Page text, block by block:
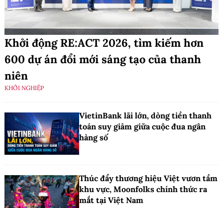
Khởi động RE:ACT 2026, tìm kiếm hơn
600 dự án đổi mới sáng tạo của thanh
niên
KHỞI NGHIỆP
VietinBank lãi lớn, dòng tiền thanh
toán suy giảm giữa cuộc đua ngân
hàng số
Thúc đẩy thương hiệu Việt vươn tầm
khu vực, Moonfolks chính thức ra
mắt tại Việt Nam